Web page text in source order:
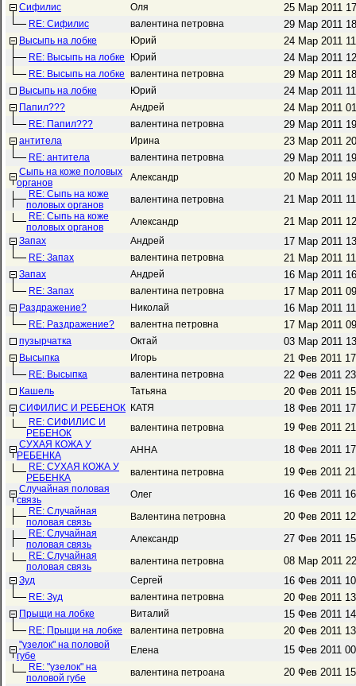
Сифилис Оля 25 Мар 2011
RE: Сифилис валентина петровна 29 Мар 2011
Высыпь на лобке Юрий 24 Мар 2011
RE: Высыпь на лобке Юрий 24 Мар 2011
RE: Высыпь на лобке валентина петровна 29 Мар 2011
Высыпь на лобке Юрий 24 Мар 2011
Папил??? Андрей 24 Мар 2011
RE: Папил??? валентина петровна 29 Мар 2011
антитела Ирина 23 Мар 2011
RE: антитела валентина петровна 29 Мар 2011
Сыпь на коже половых
органов
Александр 20 Мар 2011
RE: Сыпь на коже
половых органов
валентина петровна 21 Мар 2011
RE: Сыпь на коже
половых органов
Александр 21 Мар 2011
Запах Андрей 17 Мар 2011
RE: Запах валентина петровна 21 Мар 2011
Запах Андрей 16 Мар 2011
RE: Запах валентина петровна 17 Мар 2011
Раздражение? Николай 16 Мар 2011
RE: Раздражение? валентна петровна 17 Мар 2011
пузырчатка Октай 03 Мар 2011
Высыпка Игорь 21 Фев 2011
RE: Высыпка валентина петровна 22 Фев 2011
Кашель Татьяна 20 Фев 2011
СИФИЛИС И РЕБЕНОК КАТЯ 18 Фев 2011
RE: СИФИЛИС И
РЕБЕНОК
валентина петровна 19 Фев 2011
СУХАЯ КОЖА У
РЕБЕНКА
АННА 18 Фев 2011
RE: СУХАЯ КОЖА У
РЕБЕНКА
валентина петровна 19 Фев 2011
Случайная половая
связь
Олег 16 Фев 2011
RE: Случайная
половая связь
Валентина петровна 20 Фев 2011
RE: Случайная
половая связь
Александр 27 Фев 2011
RE: Случайная
половая связь
валентина петровна 08 Мар 2011
Зуд Сергей 16 Фев 2011
RE: Зуд валентина петровна 20 Фев 2011
Прыщи на лобке Виталий 15 Фев 2011
RE: Прыщи на лобке валентина петровна 20 Фев 2011
"узелок" на половой
губе
Елена 15 Фев 2011
RE: "узелок" на
половой губе
валентина петроана 20 Фев 2011